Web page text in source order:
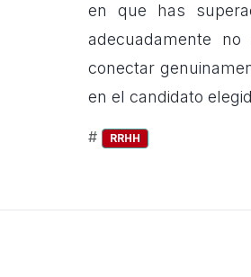
en que has
adecuadamente
conectar
en el candidato
# RRHH